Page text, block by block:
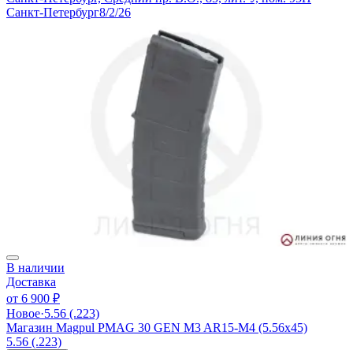
Санкт-Петербург8/2/26
В наличии
Доставка
от 6 900 ₽
Новое·5.56 (.223)
Магазин Magpul PMAG 30 GEN M3 AR15-M4 (5.56x45)
5.56 (.223)